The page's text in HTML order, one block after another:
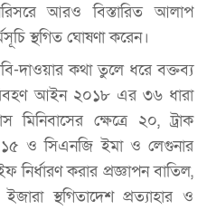
আরও বিস্তারিত আলাপ
স্থগিত ঘোষণা করেন।
দাওয়ার কথা তুলে ধরে বক্তব্য
আইন ২০১৮ এর ৩৬ ধারা
ক্ষেত্রে ২০, ট্রাক
১৫ ও সিএনজি ইমা ও লেগুনার
করার প্রজ্ঞাপন বাতিল,
স্থগিতাদেশ প্রত্যাহার ও